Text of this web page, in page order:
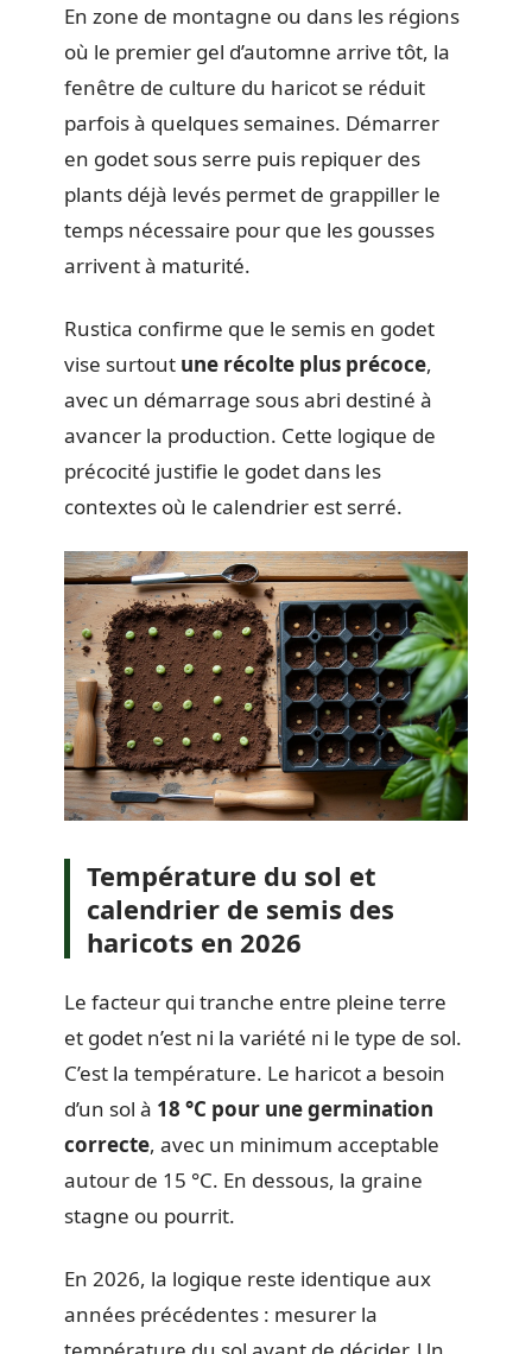
En zone de montagne ou dans les régions
où le premier gel d’automne arrive tôt, la
fenêtre de culture du haricot se réduit
parfois à quelques semaines. Démarrer
en godet sous serre puis repiquer des
plants déjà levés permet de grappiller le
temps nécessaire pour que les gousses
arrivent à maturité.
Rustica confirme que le semis en godet
vise surtout une récolte plus précoce,
avec un démarrage sous abri destiné à
avancer la production. Cette logique de
précocité justifie le godet dans les
contextes où le calendrier est serré.
Température du sol et
calendrier de semis des
haricots en 2026
Le facteur qui tranche entre pleine terre
et godet n’est ni la variété ni le type de sol.
C’est la température. Le haricot a besoin
d’un sol à 18 °C pour une germination
correcte, avec un minimum acceptable
autour de 15 °C. En dessous, la graine
stagne ou pourrit.
En 2026, la logique reste identique aux
années précédentes : mesurer la